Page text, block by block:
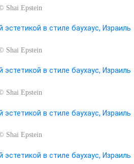
Shai Epstein
Shai Epstein
Shai Epstein
Shai Epstein